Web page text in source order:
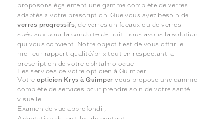
proposons également une gamme complète de verres
adaptés à votre prescription. Que vous ayez besoin de
verres progressifs, de verres unifocaux ou de verres
spéciaux pour la conduite de nuit, nous avons la solution
qui vous convient. Notre objectif est de vous offrir le
meilleur rapport qualité/prix tout en respectant la
prescription de votre ophtalmologue.
Les services de votre opticien à Quimper
Votreopticien Krys à Quimper vous propose une gamme
complète de services pour prendre soin de votre santé
visuelle :
Examen de vue approfondi ;